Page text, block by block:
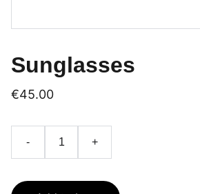
Sunglasses
€45.00
- +